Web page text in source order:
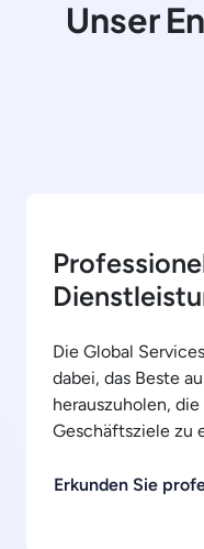
Unser
Die Global
dabei, das Beste
herauszuholen,
Geschäftsziele zu
Erkunden Sie